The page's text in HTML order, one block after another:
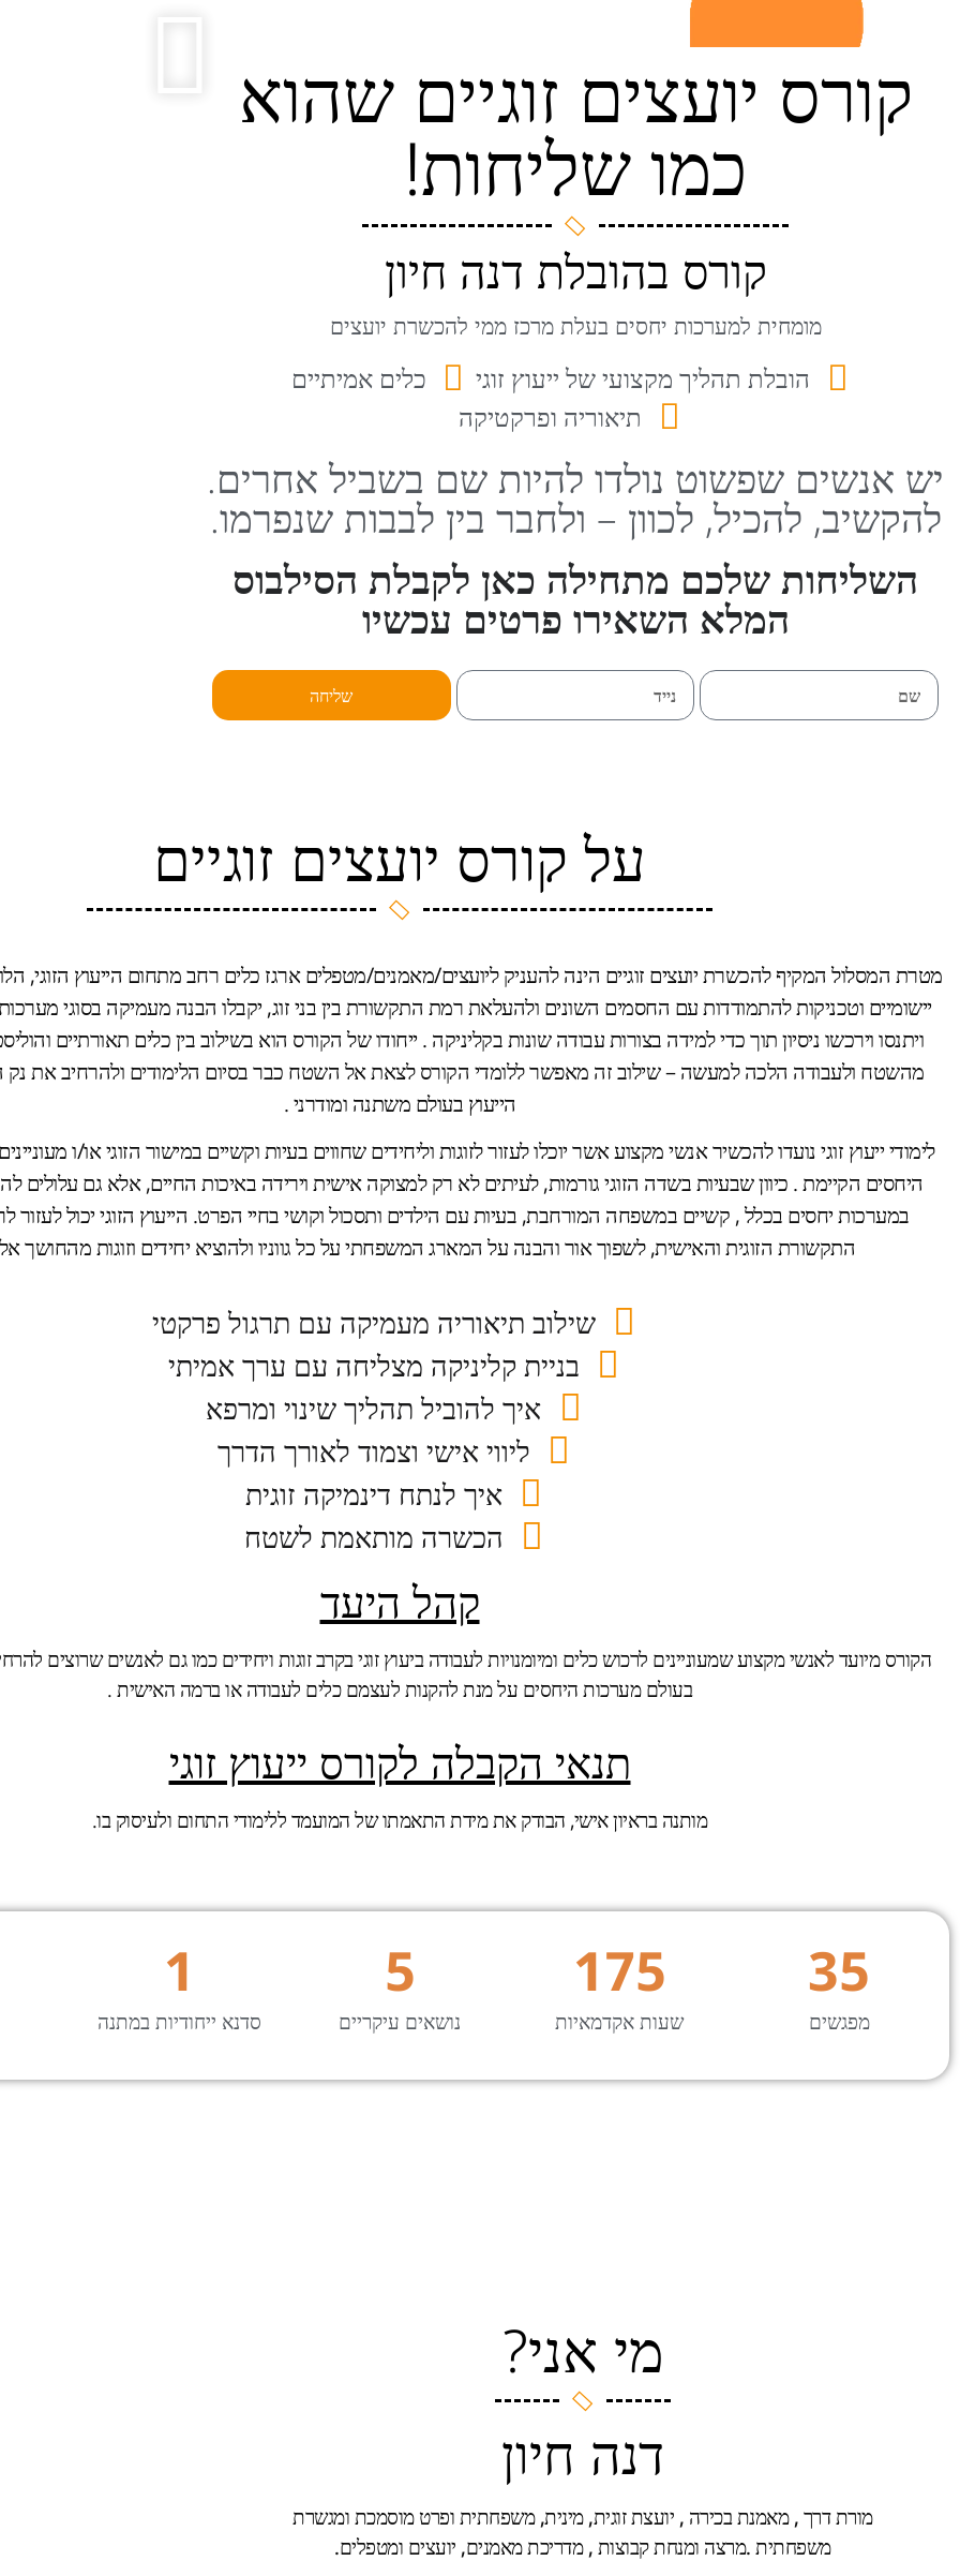
קורס יועצים זוגיים שהוא
כמו שליחות!
קורס בהובלת דנה חיון
מומחית למערכות יחסים בעלת מרכז ממי להכשרת יועצים
הובלת תהליך מקצועי של ייעוץ זוגי
כלים אמיתיים
תיאוריה ופרקטיקה
יש אנשים שפשוט נולדו להיות שם בשביל אחרים.
להקשיב, להכיל, לכוון – ולחבר בין לבבות שנפרמו.
השליחות שלכם מתחילה כאן לקבלת הסילבוס
המלא השאירו פרטים עכשיו
שליחה
על קורס יועצים זוגיים
מטרת המסלול המקיף להכשרת יועצים זוגיים הינה להעניק ליועצים/מאמנים/מטפלים ארגז כלים רחב מתחום הייעוץ הזוגי,
יישומיים וטכניקות להתמודדות עם החסמים השונים ולהעלאת רמת התקשורת בין בני זוג, יקבלו הבנה מעמיקה בסוגי
ויתנסו וירכשו ניסיון תוך כדי למידה בצורות עבודה שונות בקליניקה . ייחודו של הקורס הוא בשילוב בין כלים תאורתיים
מהשטח ולעבודה הלכה למעשה – שילוב זה מאפשר ללומדי הקורס לצאת אל השטח כבר בסיום הלימודים ולהרחיב את
הייעוץ בעולם משתנה ומודרני .
לימודי ייעוץ זוגי נועדו להכשיר אנשי מקצוע אשר יוכלו לעזור לזוגות וליחידים שחווים בעיות וקשיים במישור הזוגי או/ו
היחסים הקיימת . כיוון שבעיות בשדה הזוגי גורמות, לעיתים לא רק למצוקה אישית וירידה באיכות החיים, אלא גם עלולים
במערכות יחסים בכלל , קשיים במשפחה המורחבת, בעיות עם הילדים ותסכול וקושי בחיי הפרט. הייעוץ הזוגי יכול לעזור
התקשורת הזוגית והאישית, לשפוך אור והבנה על המארג המשפחתי על כל גווניו ולהוציא יחידים וזוגות מהחושך
שילוב תיאוריה מעמיקה עם תרגול פרקטי
בניית קליניקה מצליחה עם ערך אמיתי
איך להוביל תהליך שינוי ומרפא
ליווי אישי וצמוד לאורך הדרך
איך לנתח דינמיקה זוגית
הכשרה מותאמת לשטח
קהל היעד
הקורס מיועד לאנשי מקצוע שמעוניינים לרכוש כלים ומיומנויות לעבודה ביעוץ זוגי בקרב זוגות ויחידים כמו גם לאנשים שרוצים
בעולם מערכות היחסים על מנת להקנות לעצמם כלים לעבודה או ברמה האישית .
תנאי הקבלה לקורס ייעוץ זוגי
מותנה בראיון אישי, הבודק את מידת התאמתו של המועמד ללימודי התחום ולעיסוק בו.
מפגשים
35
שעות אקדמאיות
175
נושאים עיקריים
5
סדנא ייחודיות במתנה
1
מי אני?
דנה חיון
מורת דרך , מאמנת בכירה , יועצת זוגית, מינית, משפחתית ופרט מוסמכת ומגשרת
משפחתית .מרצה ומנחת קבוצות , מדריכת מאמנים, יועצים ומטפלים.